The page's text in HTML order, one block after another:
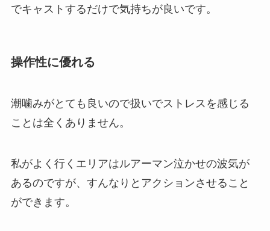
でキャストするだけで気持ちが良いです。
操作性に優れる
潮噛みがとても良いので扱いでストレスを感じる
ことは全くありません。
私がよく行くエリアはルアーマン泣かせの波気が
あるのですが、すんなりとアクションさせること
ができます。